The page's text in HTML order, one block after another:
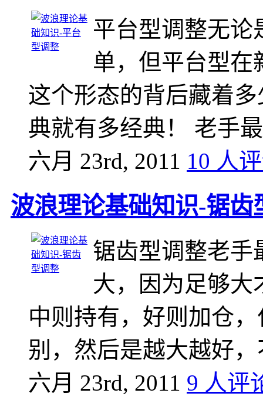
平台型调整无论
单，但平台型在
这个形态的背后藏着
典就有多经典！ 老手
六月 23rd, 2011 10 人
波浪理论基础知识-锯齿
锯齿型调整老手
大，因为足够大
中则持有，好则加仓
别，然后是越大越好
六月 23rd, 2011 9 人评